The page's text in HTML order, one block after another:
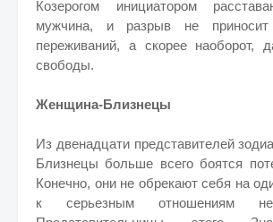
Козерогом инициатором
мужчина, и разрыв не
переживаний, а скорее наоборот,
свободы.
Женщина-Близнецы
Из двенадцати представителей
Близнецы больше всего боятся
Конечно, они не обрекают себя на
к серьезным отношениям не